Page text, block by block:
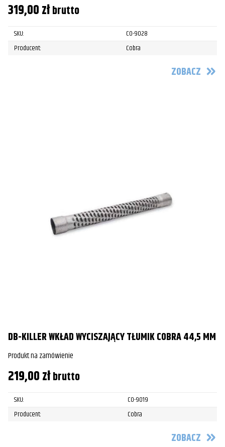
319,00złbrutto
SKU:
CO-9028
Producent:
Cobra
ZOBACZ
DB-KILLER WKŁAD WYCISZAJĄCY TŁUMIK COBRA 44,5 MM
Produkt na zamówienie
219,00złbrutto
SKU:
CO-9019
Producent:
Cobra
ZOBACZ